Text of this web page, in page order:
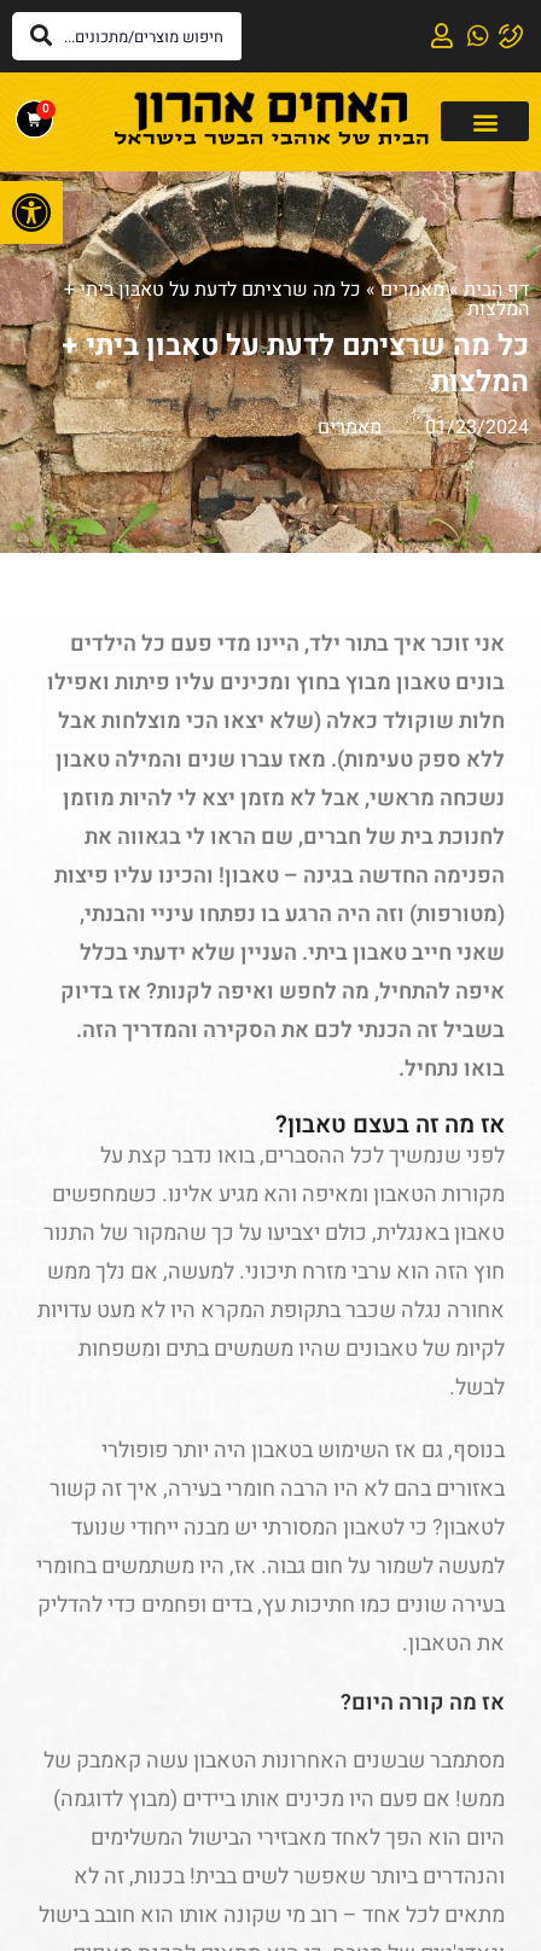
0
דף הבית»מאמרים»כל מה שרציתם לדעת על טאבון ביתי +
המלצות
כל מה שרציתם לדעת על טאבון ביתי +
המלצות
01/23/2024 מאמרים
אני זוכר איך בתור ילד, היינו מדי פעם כל הילדים
בונים טאבון מבוץ בחוץ ומכינים עליו פיתות ואפילו
חלות שוקולד כאלה (שלא יצאו הכי מוצלחות אבל
ללא ספק טעימות). מאז עברו שנים והמילה טאבון
נשכחה מראשי, אבל לא מזמן יצא לי להיות מוזמן
לחנוכת בית של חברים, שם הראו לי בגאווה את
הפנימה החדשה בגינה – טאבון! והכינו עליו פיצות
(מטורפות) וזה היה הרגע בו נפתחו עיניי והבנתי,
שאני חייב טאבון ביתי. העניין שלא ידעתי בכלל
איפה להתחיל, מה לחפש ואיפה לקנות? אז בדיוק
בשביל זה הכנתי לכם את הסקירה והמדריך הזה.
בואו נתחיל.
אז מה זה בעצם טאבון?
לפני שנמשיך לכל ההסברים, בואו נדבר קצת על
מקורות הטאבון ומאיפה והא מגיע אלינו. כשמחפשים
טאבון באנגלית, כולם יצביעו על כך שהמקור של התנור
חוץ הזה הוא ערבי מזרח תיכוני. למעשה, אם נלך ממש
אחורה נגלה שכבר בתקופת המקרא היו לא מעט עדויות
לקיומ של טאבונים שהיו משמשים בתים ומשפחות
לבשל.
בנוסף, גם אז השימוש בטאבון היה יותר פופולרי
באזורים בהם לא היו הרבה חומרי בעירה, איך זה קשור
לטאבון? כי לטאבון המסורתי יש מבנה ייחודי שנועד
למעשה לשמור על חום גבוה. אז, היו משתמשים בחומרי
בעירה שונים כמו חתיכות עץ, בדים ופחמים כדי להדליק
את הטאבון.
אז מה קורה היום?
מסתמבר שבשנים האחרונות הטאבון עשה קאמבק של
ממש! אם פעם היו מכינים אותו ביידים (מבוץ לדוגמה)
היום הוא הפך לאחד מאבזירי הבישול המשלימים
והנהדרים ביותר שאפשר לשים בבית! בכנות, זה לא
מתאים לכל אחד – רוב מי שקונה אותו הוא חובב בישול